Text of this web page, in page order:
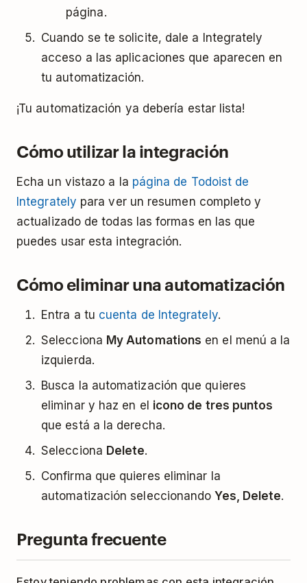
página.
Cuando se te solicite, dale a Integrately
acceso a las aplicaciones que aparecen en
tu automatización.
¡Tu automatización ya debería estar lista!
Cómo utilizar la integración
Echa un vistazo a la página de Todoist de
Integrately para ver un resumen completo y
actualizado de todas las formas en las que
puedes usar esta integración.
Cómo eliminar una automatización
Entra a tu cuenta de Integrately.
Selecciona My Automations en el menú a la
izquierda.
Busca la automatización que quieres
eliminar y haz en el icono de tres puntos
que está a la derecha.
Selecciona Delete.
Confirma que quieres eliminar la
automatización seleccionandoYes, Delete.
Pregunta frecuente